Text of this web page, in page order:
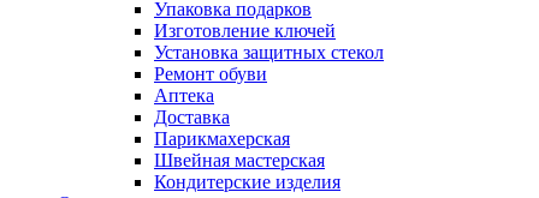
Упаковка подарков
Изготовление ключей
Установка защитных стекол
Ремонт обуви
Аптека
Доставка
Парикмахерская
Швейная мастерская
Кондитерские изделия